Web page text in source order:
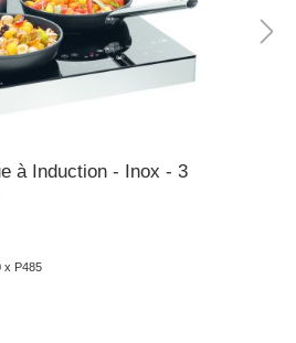
à Induction - Inox - 3
x P485